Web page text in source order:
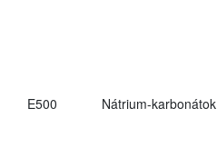
E500 Nátrium-karbonátok